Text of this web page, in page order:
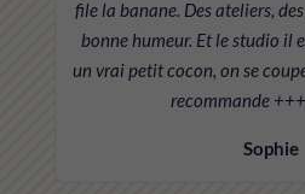
file la banane. Des ateliers,
bonne humeur. Et le studio il
un vrai petit cocon, on se
recommande
Sophie